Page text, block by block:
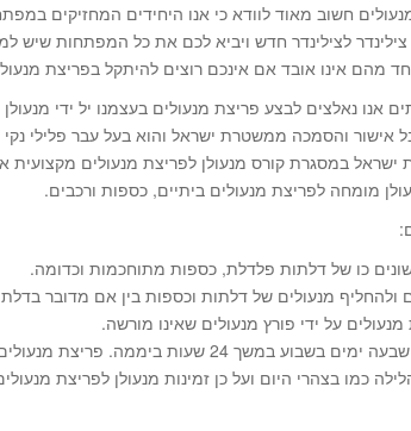
חשוב מאוד לוודא כי אנו היחידים המחזיקים
לצילינדר חדש ויביא לכם את כל המפתחות שיש
מהם אינו אובד אם אינכם רוצים להיתקל בפריצת
אנו נאלצים לבצע פריצת מנעולים בעצמנו יל ידי מנעולן
אישור והסמכה ממשטרת ישראל והוא בעל עבר פלילי נקי
במסגרת קורס מנעולן לפריצת מנעולים מקצועית
מומחה לפריצת מנעולים ביתיים, כספות ורכבים.
שונים כו של דלתות פלדלת, כספות מתוחכמות וכדומה.
ולהחליף מנעולים של דלתות וכספות בין אם מדובר
על ידי פורץ מנעולים שאינו מורשה.
מנעולן מקצועי זמין לקהל לקוחותיו שבעה ימים בשבוע במשך 24 שעות
כמו בצהרי היום ועל כן זמינות מנעולן לפריצת